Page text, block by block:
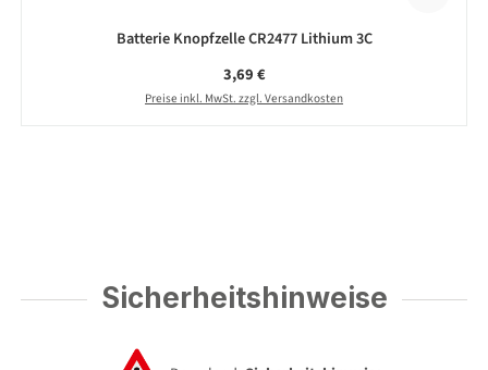
Batterie Knopfzelle CR2477 Lithium 3C
Regulärer Preis:
3,69 €
Preise inkl. MwSt. zzgl. Versandkosten
Sicherheitshinweise